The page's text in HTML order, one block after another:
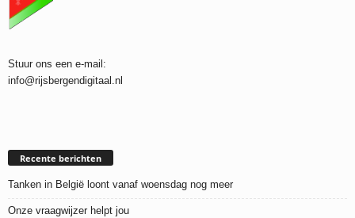
Stuur ons een e-mail:
info@rijsbergendigitaal.nl
Recente berichten
Tanken in België loont vanaf woensdag nog meer
Onze vraagwijzer helpt jou